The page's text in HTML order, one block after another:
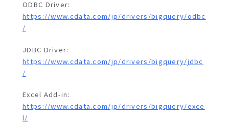
ODBC Driver:
https://www.cdata.com/jp/drivers/bigquery/odbc
/
JDBC Driver:
https://www.cdata.com/jp/drivers/bigquery/jdbc
/
Excel Add-in:
https://www.cdata.com/jp/drivers/bigquery/exce
l/